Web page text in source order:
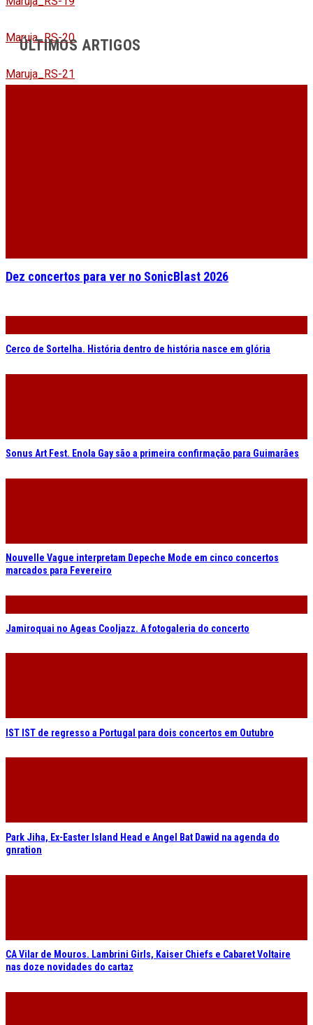
Maruja_RS-20
Maruja_RS-21
ÚLTIMOS ARTIGOS
Dez concertos para ver no SonicBlast 2026
Cerco de Sortelha. História dentro de história nasce em glória
Sonus Art Fest. Enola Gay são a primeira confirmação para Guimarães
Nouvelle Vague interpretam Depeche Mode em cinco concertos
marcados para Fevereiro
Jamiroquai no Ageas Cooljazz. A fotogaleria do concerto
IST IST de regresso a Portugal para dois concertos em Outubro
Park Jiha, Ex-Easter Island Head e Angel Bat Dawid na agenda do
gnration
CA Vilar de Mouros. Lambrini Girls, Kaiser Chiefs e Cabaret Voltaire
nas doze novidades do cartaz